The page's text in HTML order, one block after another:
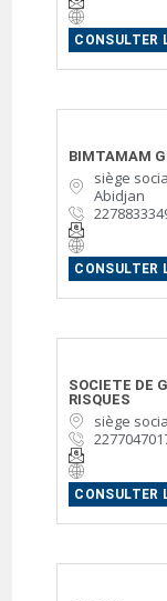
CONSULTER
BIMTAMAM
siège
Abidjan
CONSULTER
SOCIETE DE
RISQUES
siège
CONSULTER